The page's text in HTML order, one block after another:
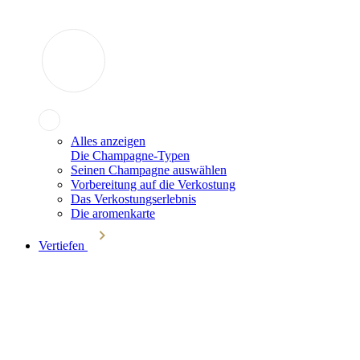
Alles anzeigen
Die Champagne-Typen
Seinen Champagne auswählen
Vorbereitung auf die Verkostung
Das Verkostungserlebnis
Die aromenkarte
Vertiefen